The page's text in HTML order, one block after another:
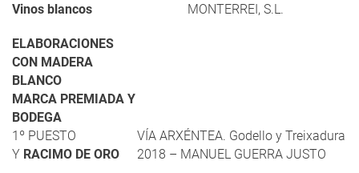
Vinos blancos
MONTERREI, S.L.
ELABORACIONES
CON MADERA
BLANCO
MARCA PREMIADA Y
BODEGA
1º PUESTO
Y RACIMO DE ORO
VÍA ARXÉNTEA. Godello y Treixadura
2018 – MANUEL GUERRA JUSTO